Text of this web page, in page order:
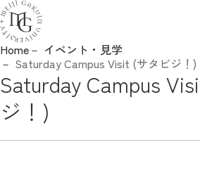
ニュース
入試制度・日程
入試要項・各種手続き
Home
イベント・見学
Saturday Campus Visit (サタビジ！)
Saturday Campus
ジ！)